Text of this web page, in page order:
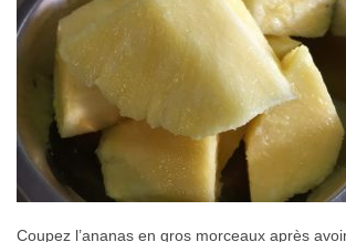
Coupez l’ananas en gros morceaux après